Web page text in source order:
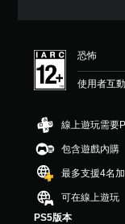
恐怖
使用者互動
線上遊玩需要
包含遊戲內購
最多支援4名
可在線上遊玩
PS5版本